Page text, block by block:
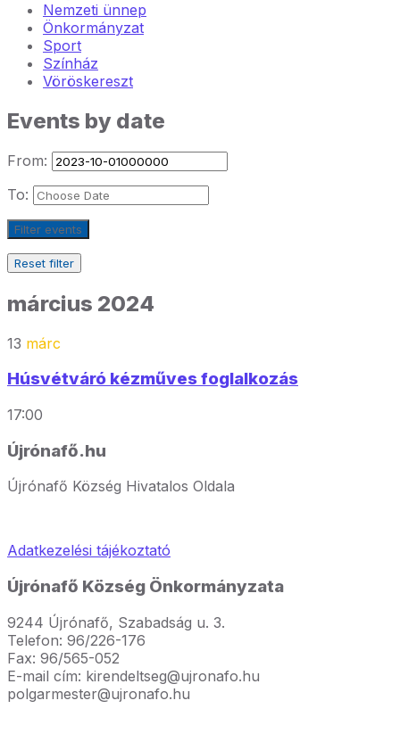
Nemzeti ünnep
Önkormányzat
Sport
Színház
Vöröskereszt
Events by date
From:
To:
Filter events
Reset filter
március 2024
13 márc
Húsvétváró kézműves foglalkozás
17:00
Újrónafő.hu
Újrónafő Község Hivatalos Oldala
Adatkezelési tájékoztató
Újrónafő Község Önkormányzata
9244 Újrónafő, Szabadság u. 3.
Telefon: 96/226-176
Fax: 96/565-052
E-mail cím: kirendeltseg@ujronafo.hu
polgarmester@ujronafo.hu